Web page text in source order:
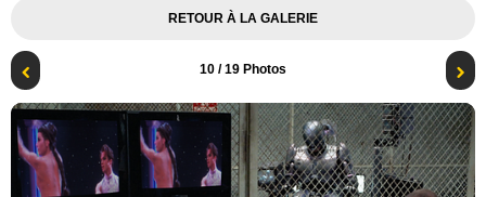
RETOUR À LA GALERIE
10 / 19 Photos